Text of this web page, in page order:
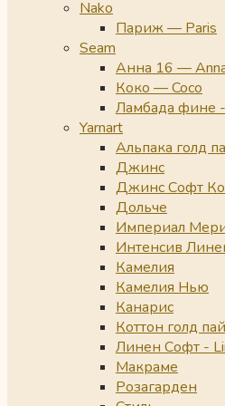
Nako
Париж — Paris
Seam
Анна 16 —
Коко — Coco
Ламбада фине -
Yarnart
Альпака голд
Джинс
Джинс Софт
Дольче
Империал
Интенсив
Камелия
Камелия Нью
Канарис
Коттон голд
Линен Софт -
Макраме
Розагарден